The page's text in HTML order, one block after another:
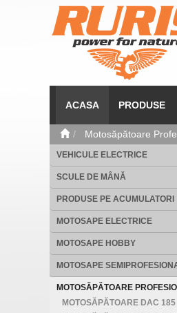
ACASA PRODUSE
Motosăpătoare
VEHICULE ELECTRICE
SCULE DE MÂNĂ
PRODUSE PE ACUMULATORI
MOTOSAPE ELECTRICE
MOTOSAPE HOBBY
MOTOSAPE
MOTOSĂPĂTOARE
MOTOSĂPĂTOARE DAC 185